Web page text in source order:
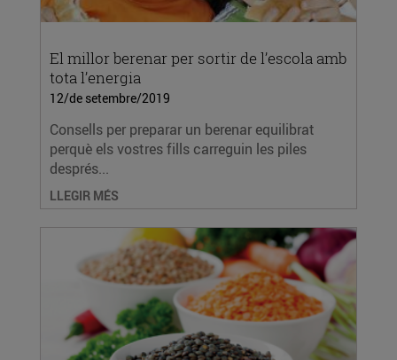
El millor berenar per sortir de l’escola amb
tota l’energia
12/de setembre/2019
Consells per preparar un berenar equilibrat
perquè els vostres fills carreguin les piles
després...
LLEGIR MÉS